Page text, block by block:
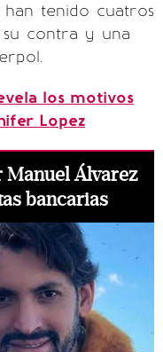
tenido cuatros
contra y una
los motivos
Lopez
Manuel Álvarez
bancarias